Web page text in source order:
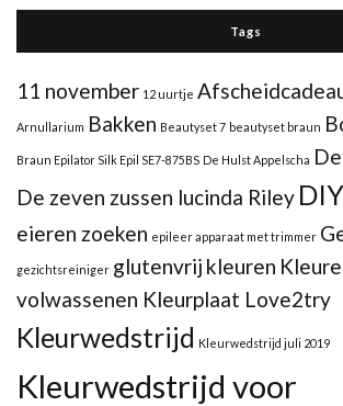
Tags
11 november 12 uurtje
Arnullarium Bakken Beautyset 7 beautyset braun
Braun Epilator Silk Epil SE7-875BS De Hulst Appelscha
De zeven zussen lucinda Riley DIY
eieren zoeken epileer apparaat met trimmer
gezichtsreiniger glutenvrij kleuren
volwassenen Kleurplaat Love2try
Kleurwedstrijd Kleurwedstrijd juli 2019
Kleurwedstrijd voor